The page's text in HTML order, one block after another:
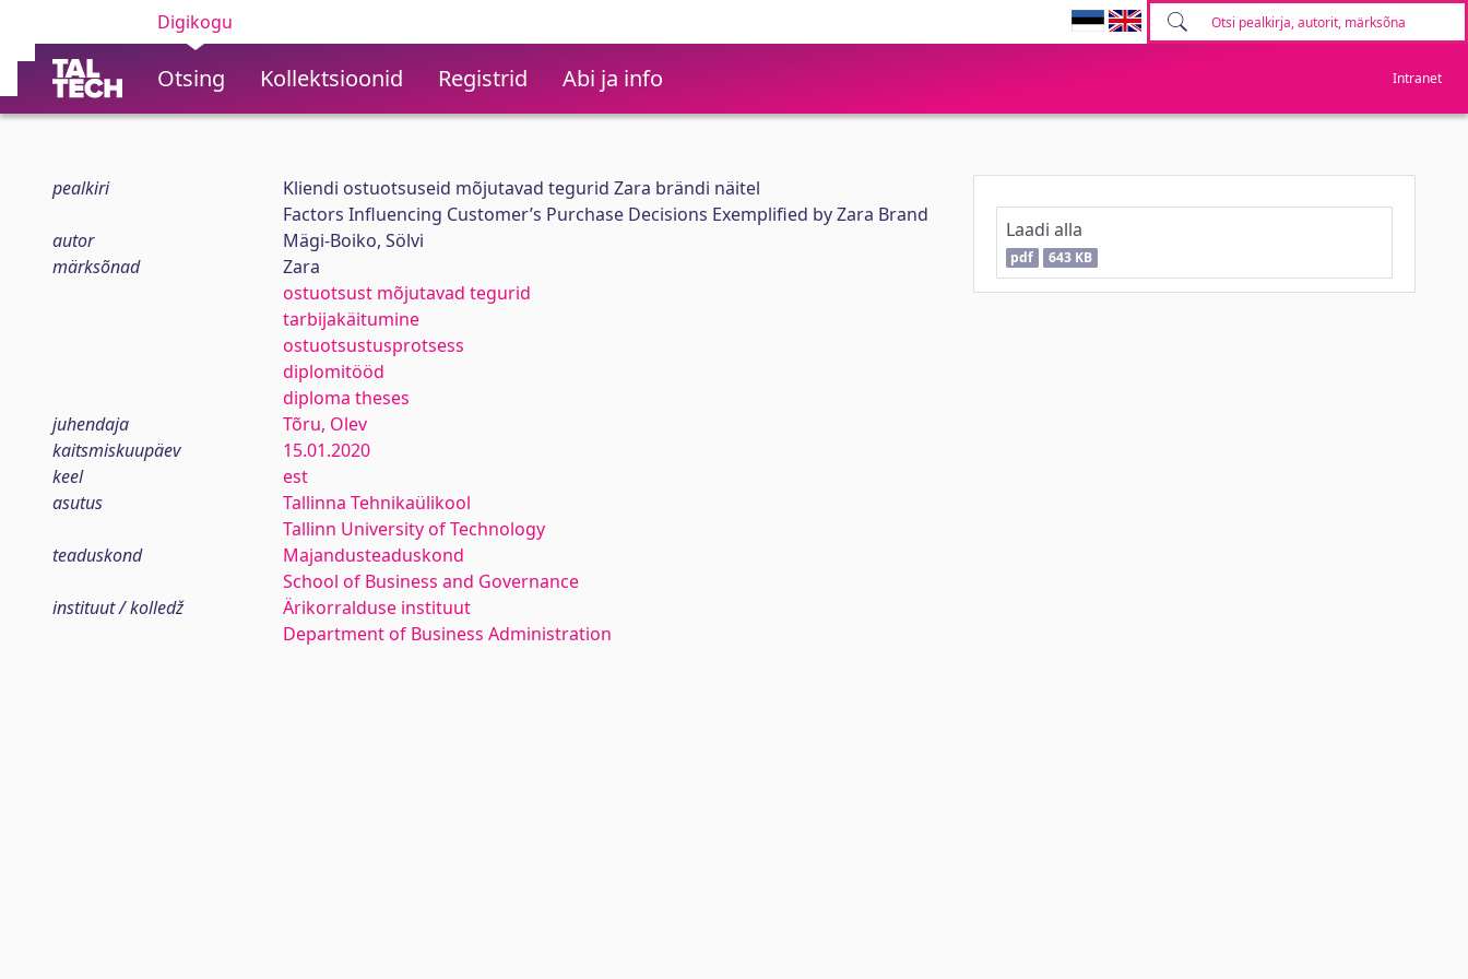
Digikogu
Otsing Kollektsioonid Registrid Abi ja info Intranet
pealkiri
Kliendi ostuotsuseid mõjutavad tegurid Zara brändi näitel
Factors Influencing Customer’s Purchase Decisions Exemplified by Zara Brand
autor
Mägi-Boiko, Sölvi
märksõnad
Zara
ostuotsust mõjutavad tegurid
tarbijakäitumine
ostuotsustusprotsess
diplomitööd
diploma theses
juhendaja
Tõru, Olev
kaitsmiskuupäev
15.01.2020
keel
est
asutus
Tallinna Tehnikaülikool
Tallinn University of Technology
teaduskond
Majandusteaduskond
School of Business and Governance
instituut / kolledž
Ärikorralduse instituut
Department of Business Administration
Laadi alla
pdf 643 KB